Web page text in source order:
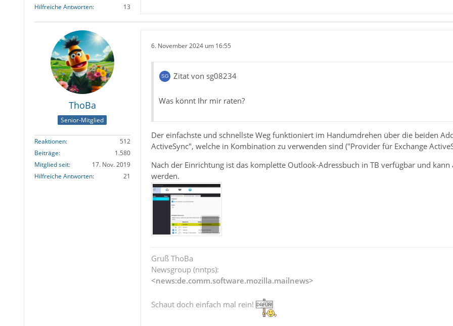
Hilfreiche Antworten
13
ThoBa
Senior-Mitglied
Reaktionen
512
Beiträge
1.580
Mitglied seit
17. Nov. 2019
Hilfreiche Antworten
21
6. November 2024 um 16:55
Zitat von sg08234
Was könnt Ihr mir raten?
Der einfachste und schnellste Weg funktioniert im Handumdrehen über die beiden
ActiveSync", welche in Kombination zu verwenden sind ("Provider für Exchange
Nach der Einrichtung ist das komplette Outlook-Adressbuch in TB verfügbar und
werden.
Gruß ThoBa
Newsgroup (nntps):
<news:de.comm.software.mozilla.mailnews>
Schaut doch einfach mal rein!